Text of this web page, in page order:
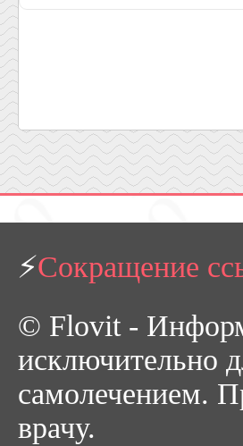
⚡Сокращение
© Flovit -
исключительно
самолечением.
врачу.